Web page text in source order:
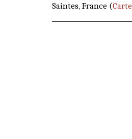
Saintes, France (Carte